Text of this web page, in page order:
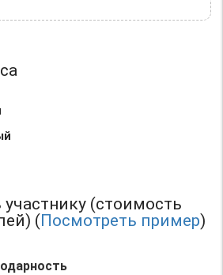
(стоимость
(Посмотреть пример)